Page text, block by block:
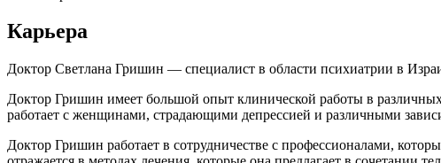
Карьера
Доктор Светлана Гришин — специалист в области психиатрии в
Доктор Гришин имеет большой опыт клинической работы в
работает с женщинами, страдающими депрессией и различными
Доктор Гришин работает в сотрудничестве с профессионалами,